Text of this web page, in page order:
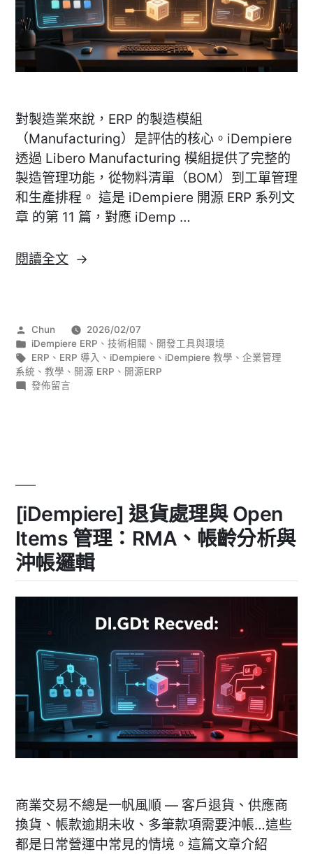
對製造業來說，ERP 的製造模組
（Manufacturing）是評估的核心。iDempiere
透過 Libero Manufacturing 模組提供了完整的
製造管理功能，從物料清單（BOM）到工單管理
和生產排程。 這是 iDempiere 開源 ERP 系列文
章 的第 11 篇，對應 iDemp …
閱讀全文〈[iDempiere]
組
入
門：
BOM、
排
程〉
作
者:
Chun
2026/02/07
分
類:
iDempiere ERP 、 技術相關 、 開發工具與環境
標
籤:
ERP 、 ERP 導入 、 iDempiere、 iDempiere 教學 、 企業管理
系統 、 教學 、 開源 ERP 、 開源ERP
在
門：
工
單
與
生
產
排
程〉
發佈留言
[iDempiere] 退貨處理與 Open
Items 管理：RMA、帳齡分析與
沖帳邏輯
商業交易不總是一帆風順 — 客戶退貨、供應商
換貨、帳款逾期未收、多筆款項需要沖帳…這些
都是日常營運中常見的情境。這篇文章介紹